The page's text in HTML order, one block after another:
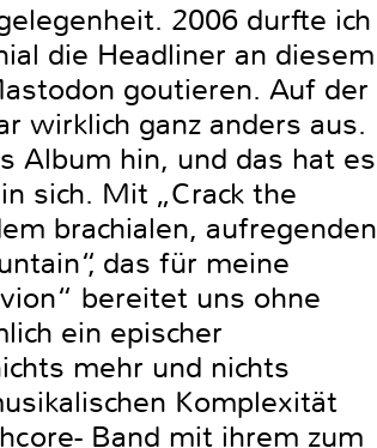
2006 durfte ich
die Headliner an diesem
goutieren. Auf der
wirklich ganz anders aus.
Album hin, und das hat es
sich. Mit „Crack the
brachialen, aufregenden
das für meine
bereitet uns ohne
ein epischer
mehr und nichts
Komplexität
Band mit ihrem zum